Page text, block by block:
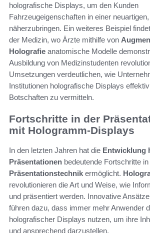
holografische Displays, um den Kunden
Fahrzeugeigenschaften in einer
näherzubringen. Ein weiteres Beispiel
der Medizin, wo Ärzte mithilfe von
Holografie anatomische Modelle
Ausbildung von Medizinstudenten
Umsetzungen verdeutlichen, wie
Institutionen holografische Displays
Botschaften zu vermitteln.
Fortschritte in der
mit Hologramm-Displays
In den letzten Jahren hat die Entwicklung
Präsentationen bedeutende Fortschritte
Präsentationstechnik ermöglicht.
revolutionieren die Art und Weise, wie
und präsentiert werden. Innovative
führen dazu, dass immer mehr Anwender
holografischer Displays nutzen, um ihre
und ansprechend darzustellen.